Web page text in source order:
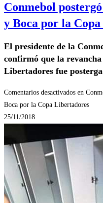
Conmebol
y Boca por la
El presidente de la
confirmó que la
Libertadores fue
Comentarios desactivados en
Boca por la Copa Libertadores
25/11/2018